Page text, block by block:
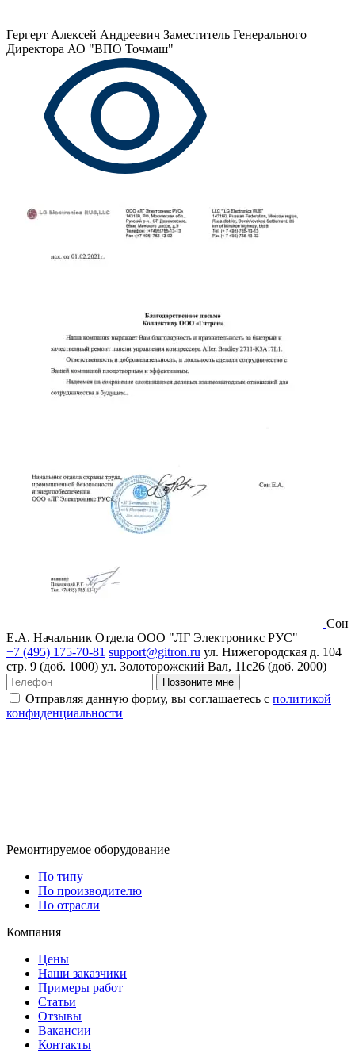
Гергерт Алексей Андреевич Заместитель Генерального
Директора АО "ВПО Точмаш"
Сон
Е.А. Начальник Отдела ООО "ЛГ Электроникс РУС"
+7 (495) 175-70-81 support@gitron.ru ул. Нижегородская д. 104
стр. 9 (доб. 1000) ул. Золоторожский Вал, 11с26 (доб. 2000)
Позвоните мне
Отправляя данную форму, вы соглашаетесь с политикой
конфиденциальности
Ремонтируемое оборудование
По типу
По производителю
По отрасли
Компания
Цены
Наши заказчики
Примеры работ
Статьи
Отзывы
Вакансии
Контакты